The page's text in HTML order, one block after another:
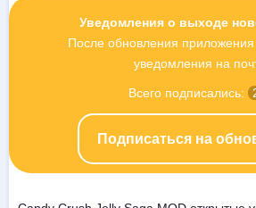
Уведомления о выходе
После обновления
уведомления на
Подписаться на
Всего подписались: